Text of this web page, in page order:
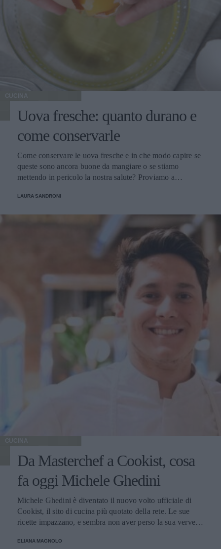
CUCINA
Uova fresche: quanto durano e
come conservarle
Come conservare le uova fresche e in che modo capire se
queste sono ancora buone da mangiare o se stiamo
mettendo in pericolo la nostra salute? Proviamo a
LAURA SANDRONI
CUCINA
Da Masterchef a Cookist, cosa
fa oggi Michele Ghedini
Michele Ghedini è diventato il nuovo volto ufficiale di
Cookist, il sito di cucina più quotato della rete. Le sue
ricette impazzano, e sembra non aver perso la sua verve
veramente stupendo.
ELIANA MAGNOLO